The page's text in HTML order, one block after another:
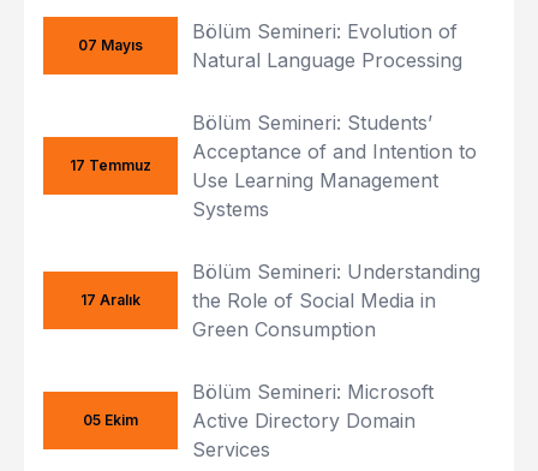
07 Mayıs
Bölüm Semineri: Evolution of
Natural Language Processing
17 Temmuz
Bölüm Semineri: Students’
Acceptance of and Intention to
Use Learning Management
Systems
17 Aralık
Bölüm Semineri: Understanding
the Role of Social Media in
Green Consumption
05 Ekim
Bölüm Semineri: Microsoft
Active Directory Domain
Services